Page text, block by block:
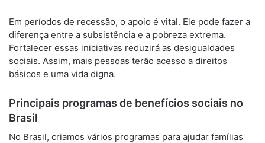
Em períodos de recessão, o apoio é vital. Ele pode fazer a
diferença entre a subsistência e a pobreza extrema.
Fortalecer essas iniciativas reduzirá as desigualdades
sociais. Assim, mais pessoas terão acesso a direitos
básicos e uma vida digna.
Principais programas de benefícios sociais no
Brasil
No Brasil, criamos vários programas para ajudar famílias